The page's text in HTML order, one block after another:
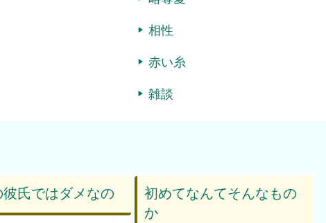
相性
赤い糸
雑談
氏ではダメなの
初めてなんてそんなもの
か